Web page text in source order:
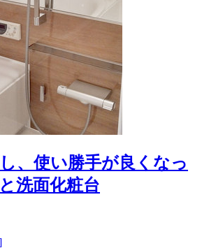
、使い勝手が良くなっ
洗面化粧台